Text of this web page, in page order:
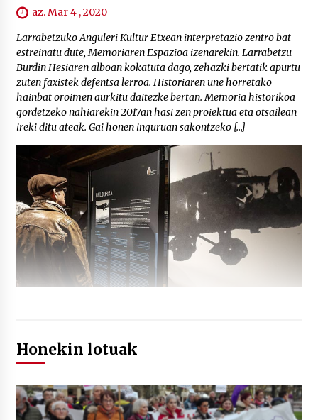
az. Mar 4 , 2020
Larrabetzuko Anguleri Kultur Etxean interpretazio zentro bat
estreinatu dute, Memoriaren Espazioa izenarekin. Larrabetzu
Burdin Hesiaren alboan kokatuta dago, zehazki bertatik apurtu
zuten faxistek defentsa lerroa. Historiaren une horretako
hainbat oroimen aurkitu daitezke bertan. Memoria historikoa
gordetzeko nahiarekin 2017an hasi zen proiektua eta otsailean
ireki ditu ateak. Gai honen inguruan sakontzeko […]
Honekin lotuak